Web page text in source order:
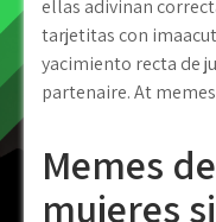
ellas adivinan
tarjetitas con
yacimiento recta de
partenaire. At
Memes
mujeres